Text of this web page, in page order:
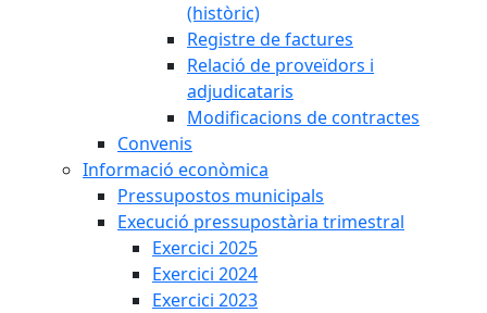
(històric)
Registre de factures
Relació de proveïdors i
adjudicataris
Modificacions de contractes
Convenis
Informació econòmica
Pressupostos municipals
Execució pressupostària trimestral
Exercici 2025
Exercici 2024
Exercici 2023